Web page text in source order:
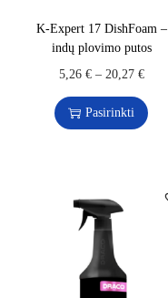
K-Expert 17 DishFoam –
indų plovimo putos
5,26 €– 20,27 €
Pasirinkti